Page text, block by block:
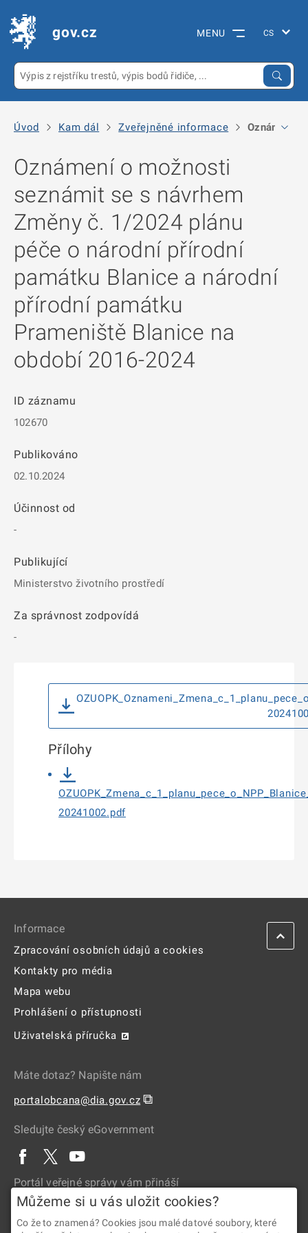
gov.cz MENU
Úvod Kam dál Zveřejněné informace Oznámení
Oznámení o možnosti
seznámit se s návrhem
Změny č. 1/2024 plánu
péče o národní přírodní
památku Blanice a národní
přírodní památku
Prameniště Blanice na
období 2016-2024
ID záznamu
102670
Publikováno
02.10.2024
Účinnost od
-
Publikující
Ministerstvo životního prostředí
Za správnost zodpovídá
-
Přílohy
20241002.pdf
Informace
Zpracování osobních údajů a cookies
Kontakty pro média
Mapa webu
Prohlášení o přístupnosti
Uživatelská příručka
Máte dotaz? Napište nám
portalobcana@dia.gov.cz ⧉
Sledujte český eGovernment
Portál veřejné správy vám přináší
Můžeme si u vás uložit cookies?
Co že to znamená? Cookies jsou malé datové soubory, které